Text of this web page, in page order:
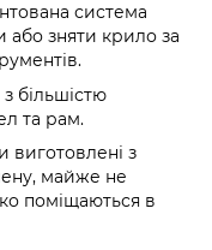
система
або зняти крило за
більшістю
та рам.
виготовлені з
майже не
поміщаються в